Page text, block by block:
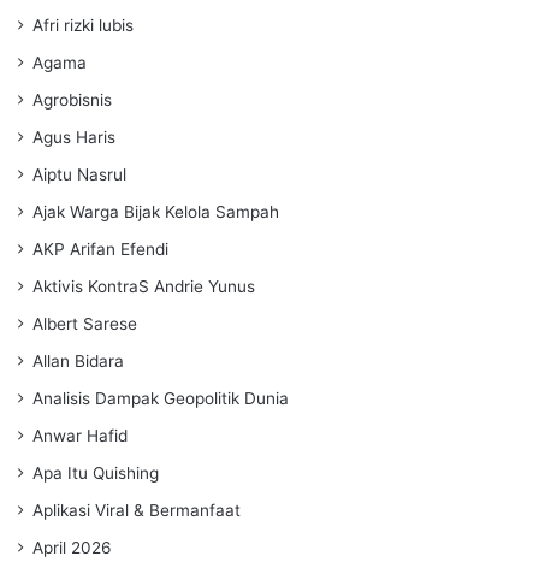
Afri rizki lubis
Agama
Agrobisnis
Agus Haris
Aiptu Nasrul
Ajak Warga Bijak Kelola Sampah
AKP Arifan Efendi
Aktivis KontraS Andrie Yunus
Albert Sarese
Allan Bidara
Analisis Dampak Geopolitik Dunia
Anwar Hafid
Apa Itu Quishing
Aplikasi Viral & Bermanfaat
April 2026